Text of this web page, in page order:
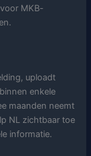
MKB-
uploadt
enkele
maanden neemt
NL zichtbaar toe
informatie.